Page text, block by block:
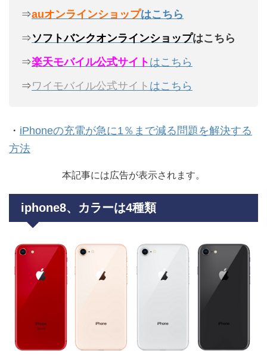
⇒auオンラインショップはこちら
⇒ソフトバンクオンラインショップはこちら
⇒楽天モバイル公式サイト はこちら
⇒ワイモバイル公式サイト はこちら
・ iPhoneの充電が急に1％まで減る問題を解決する
方法
本記事には広告が表示されます。
iphone8、カラーは4種類